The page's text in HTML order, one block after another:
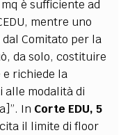
è sufficiente ad
mentre uno
Comitato per la
da solo, costituire
e richiede la
modalità di
In Corte EDU, 5
il limite di floor